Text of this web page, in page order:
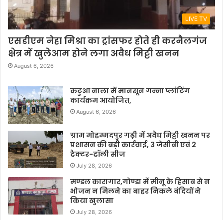
LIVE TV
एसडीएम नेहा मिश्रा का ट्रांसफर होते ही करनैलगंज
क्षेत्र में खुलेआम होने लगा अवैध मिट्टी खनन
August 6, 2026
कटुआ नाला में मानसून गन्ना प्लांटिंग
कार्यक्रम आयोजित,
August 6, 2026
ग्राम मोहम्मदपुर गढ़ी में अवैध मिट्टी खनन पर
प्रशासन की बड़ी कार्रवाई, 3 जेसीबी एवं 2
ट्रैक्टर-ट्रॉली सीज
July 28, 2026
मण्डल कारागार,गोण्डा में मीनू के हिसाब से न
भोजन न मिलने का बाहर निकले बंदियों ने
किया खुलासा
July 28, 2026